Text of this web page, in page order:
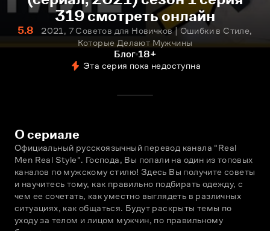
319 смотреть онлайн
5.8
2021, 7 Советов для Новичков | Ошибки в Стиле,
Которые Делают Мужчины
Блог 18+
Эта серия пока недоступна
О сериале
Официальный русскоязычный перевод канала "Real
Men Real Style". Господа, Вы попали на один из топовых
каналов по мужскому стилю! Здесь Вы получите советы
и научитесь тому, как правильно подбирать одежду, с
чем ее сочетать, как уместно выглядеть в различных
ситуациях, как общаться. Будут раскрыты темы по
уходу за телом и лицом мужчин, по правильному